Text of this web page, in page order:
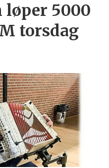
løper 5000
torsdag